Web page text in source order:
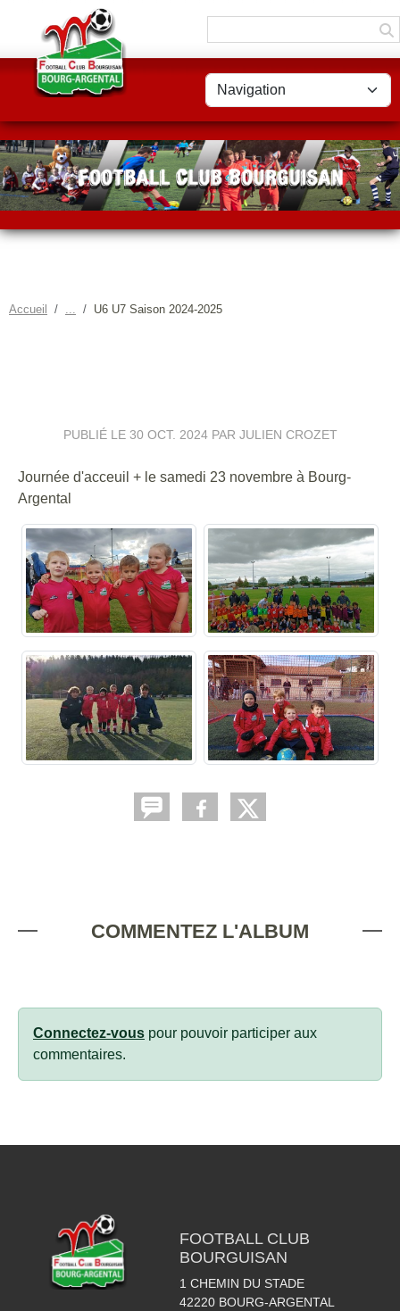
Accueil U6 U7 Saison 2024-2025
PUBLIÉ LE 30 OCT. 2024PAR JULIEN CROZET
Journée d'acceuil + le samedi 23 novembre à Bourg-
Argental
COMMENTEZ L'ALBUM
Connectez-vous pour pouvoir participer aux
commentaires.
FOOTBALL CLUB
BOURGUISAN
1 CHEMIN DU STADE
42220 BOURG-ARGENTAL
Panneau de gestion des cookies